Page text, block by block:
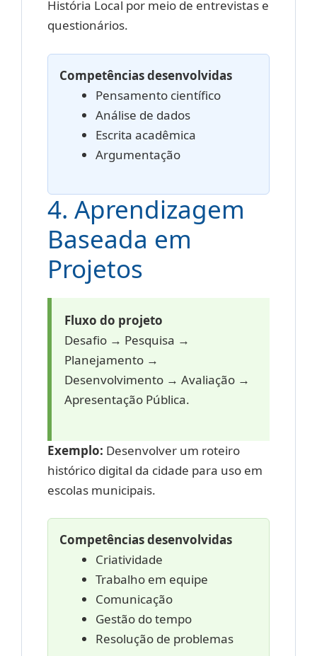
História Local por meio de entrevistas e
questionários.
Competências desenvolvidas
Pensamento científico
Análise de dados
Escrita acadêmica
Argumentação
4. Aprendizagem
Baseada em
Projetos
Fluxo do projeto
Desafio → Pesquisa →
Planejamento →
Desenvolvimento → Avaliação →
Apresentação Pública.
Exemplo: Desenvolver um roteiro
histórico digital da cidade para uso em
escolas municipais.
Competências desenvolvidas
Criatividade
Trabalho em equipe
Comunicação
Gestão do tempo
Resolução de problemas